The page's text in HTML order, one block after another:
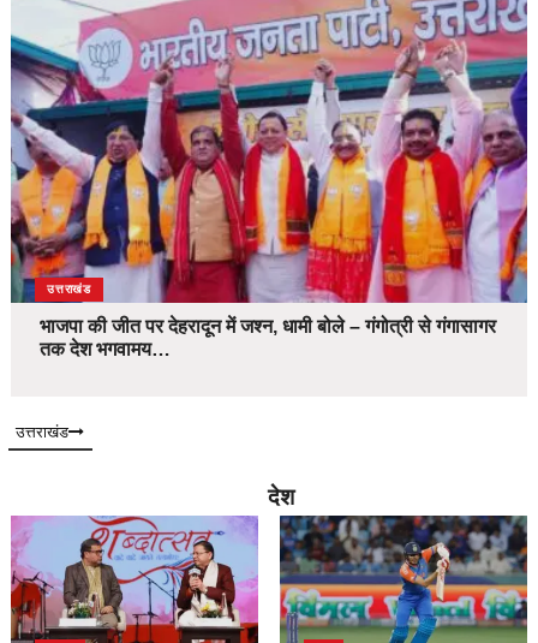
उत्तराखंड
भाजपा की जीत पर देहरादून में जश्न, धामी बोले – गंगोत्री से गंगासागर
तक देश भगवामय…
उत्तराखंड
देश